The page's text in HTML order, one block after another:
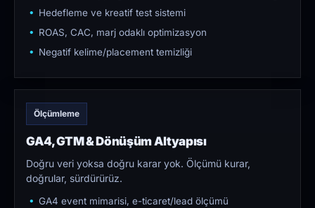
Hedefleme ve kreatif test sistemi
ROAS, CAC, marj odaklı optimizasyon
Negatif kelime/placement temizliği
Ölçümleme
GA4, GTM & Dönüşüm Altyapısı
Doğru veri yoksa doğru karar yok. Ölçümü kurar,
doğrular, sürdürürüz.
GA4 event mimarisi, e-ticaret/lead ölçümü